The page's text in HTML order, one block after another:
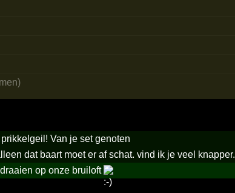
Van je set genoten
dat baart moet er af schat. vind ik je veel knapper.
op onze bruiloft